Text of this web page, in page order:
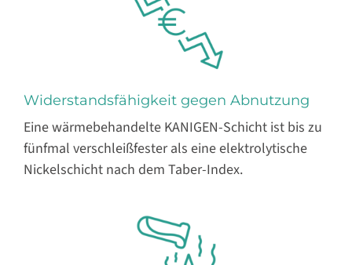
Widerstandsfähigkeit gegen Abnutzung
Eine wärmebehandelte KANIGEN-Schicht ist bis zu
fünfmal verschleißfester als eine elektrolytische
Nickelschicht nach dem Taber-Index.